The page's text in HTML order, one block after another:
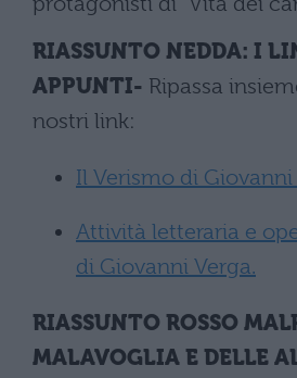
RIASSUNTO NEDDA: I
APPUNTI- Ripassa
nostri link:
Il Verismo di Giovanni
Attività letteraria e
di Giovanni Verga.
RIASSUNTO ROSSO
MALAVOGLIA E DELLE